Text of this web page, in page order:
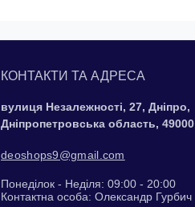
КОНТАКТИ ТА АДРЕСА
вулиця Незалежності, 27, Дніпро,
Дніпропетровська область, 49000
deoshops9@gmail.com
Понеділок - Неділя: 09:00 - 20:00
Контактна особа: Олександр Гурбич